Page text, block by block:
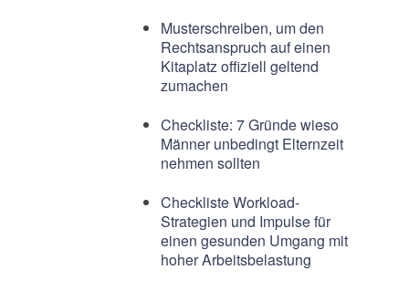
Musterschreiben, um den
Rechtsanspruch auf einen
Kitaplatz offiziell geltend
zumachen
Checkliste: 7 Gründe wieso
Männer unbedingt Elternzeit
nehmen sollten
Checkliste Workload-
Strategien und Impulse für
einen gesunden Umgang mit
hoher Arbeitsbelastung